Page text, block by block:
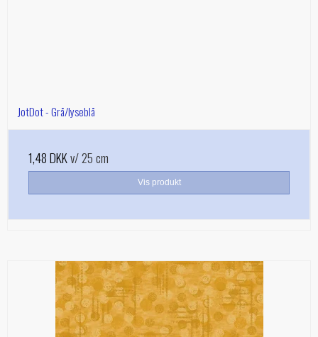
JotDot - Grå/lyseblå
1,48 DKKv/ 25 cm
Vis produkt